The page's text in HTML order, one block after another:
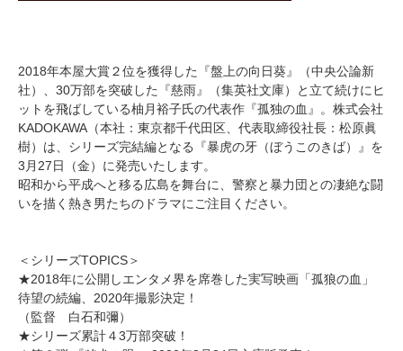
2018年本屋大賞２位を獲得した『盤上の向日葵』（中央公論新
社）、30万部を突破した『慈雨』（集英社文庫）と立て続けにヒ
ットを飛ばしている柚月裕子氏の代表作『孤独の血』。株式会社
KADOKAWA（本社：東京都千代田区、代表取締役社長：松原眞
樹）は、シリーズ完結編となる『暴虎の牙（ぼうこのきば）』を
3月27日（金）に発売いたします。
昭和から平成へと移る広島を舞台に、警察と暴力団との凄絶な闘
いを描く熱き男たちのドラマにご注目ください。
＜シリーズTOPICS＞
★2018年に公開しエンタメ界を席巻した実写映画「孤狼の血」
待望の続編、2020年撮影決定！
（監督 白石和彌）
★シリーズ累計４3万部突破！